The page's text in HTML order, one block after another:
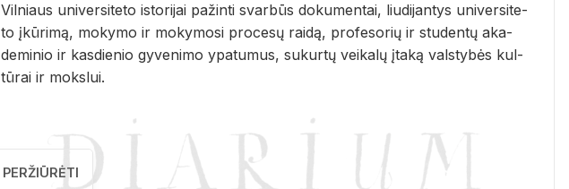
Vil­niaus uni­ver­si­te­to is­to­ri­jai pa­žin­ti svar­būs do­ku­men­tai, liu­di­jan­tys uni­ver­si­te­
to įkū­ri­mą, mo­ky­mo ir mo­ky­mo­si pro­ce­sų rai­dą, pro­fe­so­rių ir stu­den­tų aka­
de­mi­nio ir kas­die­nio gy­ve­ni­mo ypa­tu­mus, su­kur­tų vei­ka­lų įta­ką vals­ty­bės kul­
tū­rai ir moks­lui.
PERŽIŪRĖTI